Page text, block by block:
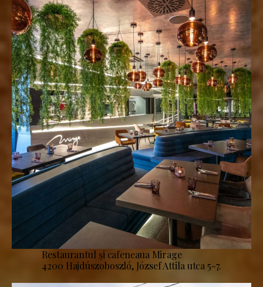
Restaurantul și cafeneaua Mirage
4200 Hajdúszoboszló, József Attila utca 5-7.